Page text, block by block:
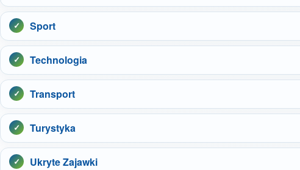
Sport
Technologia
Transport
Turystyka
Ukryte Zajawki